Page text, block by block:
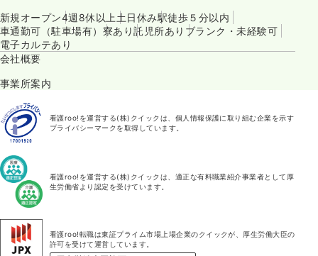
新規オープン4週8休以上土日休み駅徒歩５分以内
車通勤可（駐車場有） 寮あり託児所あり ブランク・未経験可
電子カルテあり
会社概要
事業所案内
看護roo!を運営する(株)クイックは、個人情報保護に取り組む企業を示す
プライバシーマークを取得しています。
看護roo!を運営する(株)クイックは、適正な有料職業紹介事業者として厚
生労働省より認定を受けています。
看護roo!転職は東証プライム市場上場企業のクイックが、厚生労働大臣の
許可を受けて運営しています。